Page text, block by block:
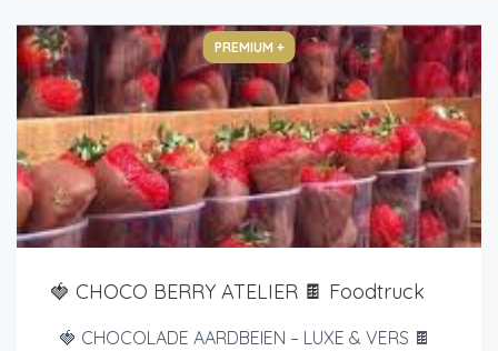
PREMIUM +
🍓 CHOCO BERRY ATELIER 🍫 Foodtruck
🍓 CHOCOLADE AARDBEIEN – LUXE & VERS 🍫